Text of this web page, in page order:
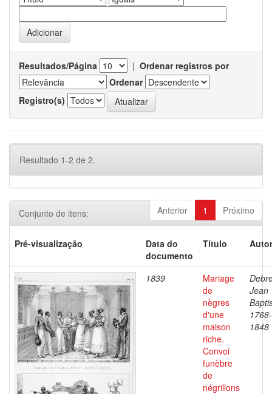
Resultados/Página | Ordenar registros por
Ordenar
Registro(s)
Resultado 1-2 de 2.
Anterior 1 Próximo
Conjunto de itens:
Pré-visualização
Data do
documento
Título
1839
Mariage
de
nègres
d'une
maison
riche.
Convoi
funèbre
de
négrillons
Jean
1768-
1848